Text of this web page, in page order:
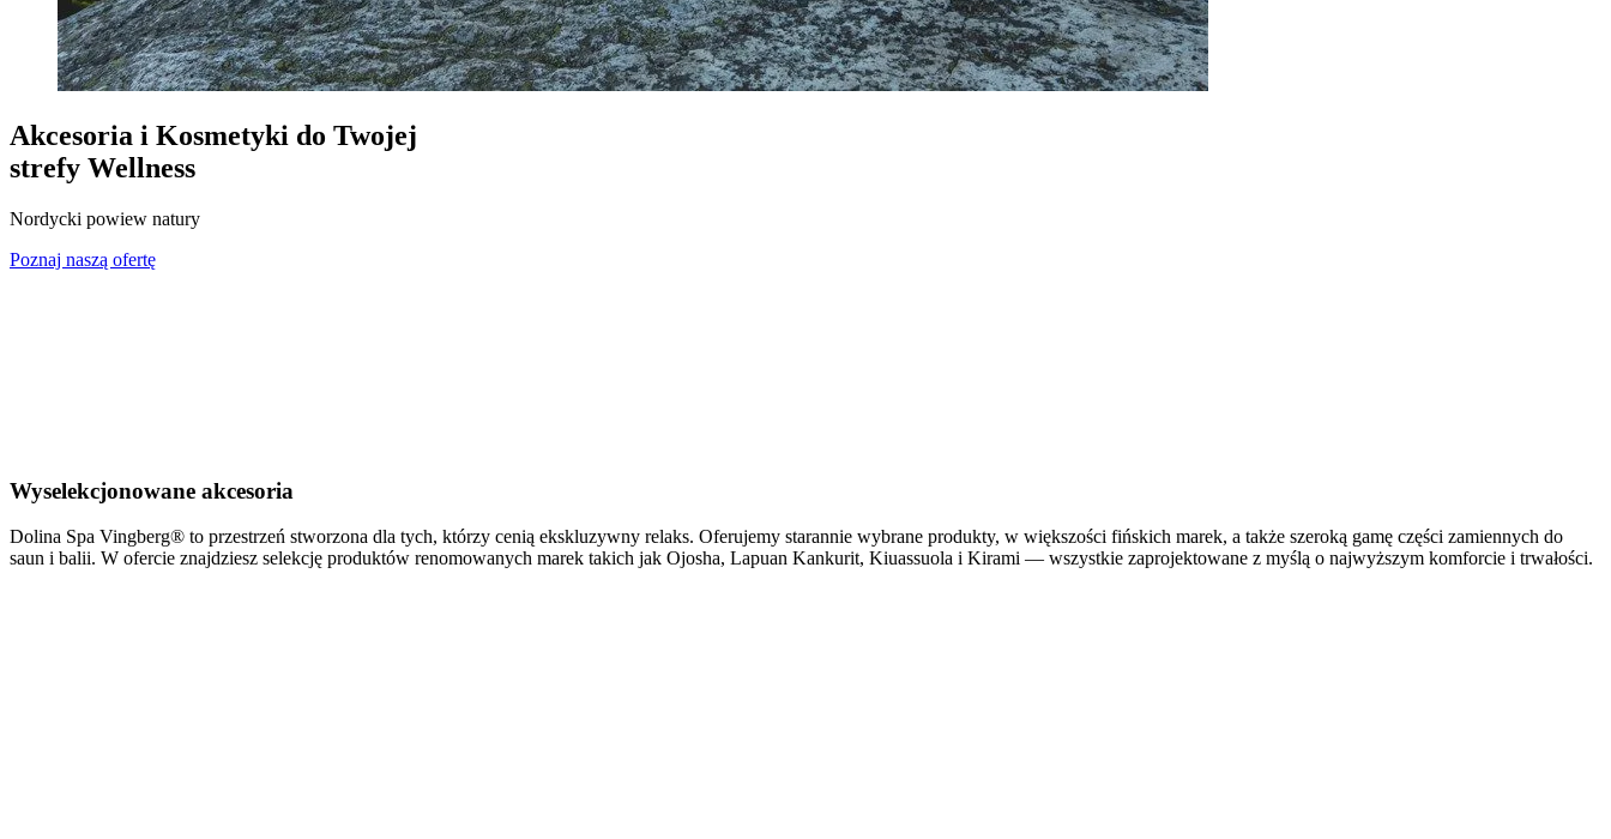
Akcesoria i Kosmetyki do Twojej
strefy Wellness
Nordycki powiew natury
Poznaj naszą ofertę
Wyselekcjonowane akcesoria
Dolina Spa Vingberg® to przestrzeń stworzona dla tych, którzy cenią ekskluzywny relaks. Oferujemy starannie wybrane produkty, w większości fińskich marek, a także szeroką gamę części zamiennych do
saun i balii. W ofercie znajdziesz selekcję produktów renomowanych marek takich jak Ojosha, Lapuan Kankurit, Kiuassuola i Kirami — wszystkie zaprojektowane z myślą o najwyższym komforcie i trwałości.